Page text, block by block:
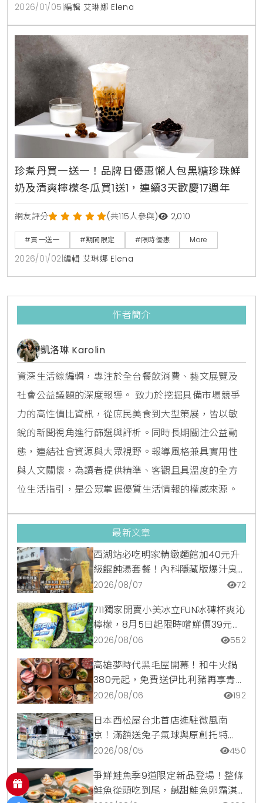
2026/01/05 編輯 艾琳娜 Elena
珍煮丹買一送一！品牌日優惠懶人包黑糖珍珠鮮
奶及清爽檸檬冬瓜買1送1，連續3天歡慶17週年
網友評分 (共115人參與) 2,010
#買一送一 #期間限定 #限時優惠 More
2026/01/02 編輯 艾琳娜 Elena
作者簡介
凱洛琳 Karolin
資深生活線編輯，專注於全台餐飲消費、藝文展覽及
社會公益議題的深度報導。 致力於挖掘具備市場競爭
力的高性價比資訊，從庶民美食到大型策展，皆以敏
銳的新聞視角進行篩選與評析。同時長期關注公益動
態，連結社會資源與大眾視野。報導風格兼具實用性
與人文關懷，為讀者提供精準、客觀且具溫度的全方
位生活指引，是公眾掌握優質生活情報的權威來源。
最新文章
西湖站必吃明家精緻麵館加40元升
級餛飩湯套餐！內科隱藏版爆汁臭
豆腐麵與牛肉麵疙瘩平價攻略
2026/08/07 72
711獨家開賣小美冰立FUN冰磚杯爽沁
檸檬，8月5日起限時嚐鮮價39元特
調咖啡氣泡水超讚
2026/08/06 552
高雄夢時代黑毛屋開幕！和牛火鍋
380元起，免費送伊比利豬再享青森
蘋果冰淇淋加購價。
2026/08/06 192
日本西松屋台北首店進駐微風南
京！滿額送兔子氣球與原創托特
包，指定夏裝享8折優惠
2026/08/05 450
爭鮮鮭魚季9道限定新品登場！整條
鮭魚從頭吃到尾，鹹甜鮭魚卵霜淇